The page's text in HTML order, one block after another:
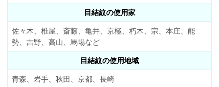
目結紋の使用家
佐々木、椎屋、斎藤、亀井、京極、朽木、宗、本庄、能
勢、吉野、高山、馬場など
目結紋の使用地域
青森、岩手、秋田、京都、長崎